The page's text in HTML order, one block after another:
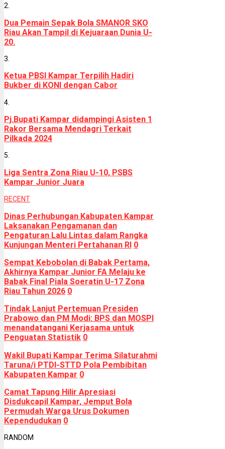
2.
Dua Pemain Sepak Bola SMANOR SKO
Riau Akan Tampil di Kejuaraan Dunia U-
20.
3.
Ketua PBSI Kampar Terpilih Hadiri
Bukber di KONI dengan Cabor
4.
Pj.Bupati Kampar didampingi Asisten 1
Rakor Bersama Mendagri Terkait
Pilkada 2024
5.
Liga Sentra Zona Riau U-10, PSBS
Kampar Junior Juara
RECENT
Dinas Perhubungan Kabupaten Kampar
Laksanakan Pengamanan dan
Pengaturan Lalu Lintas dalam Rangka
Kunjungan Menteri Pertahanan RI 0
Sempat Kebobolan di Babak Pertama,
Akhirnya Kampar Junior FA Melaju ke
Babak Final Piala Soeratin U-17 Zona
Riau Tahun 2026 0
Tindak Lanjut Pertemuan Presiden
Prabowo dan PM Modi: BPS dan MOSPI
menandatangani Kerjasama untuk
Penguatan Statistik 0
Wakil Bupati Kampar Terima Silaturahmi
Taruna/i PTDI-STTD Pola Pembibitan
Kabupaten Kampar 0
Camat Tapung Hilir Apresiasi
Disdukcapil Kampar, Jemput Bola
Permudah Warga Urus Dokumen
Kependudukan 0
RANDOM